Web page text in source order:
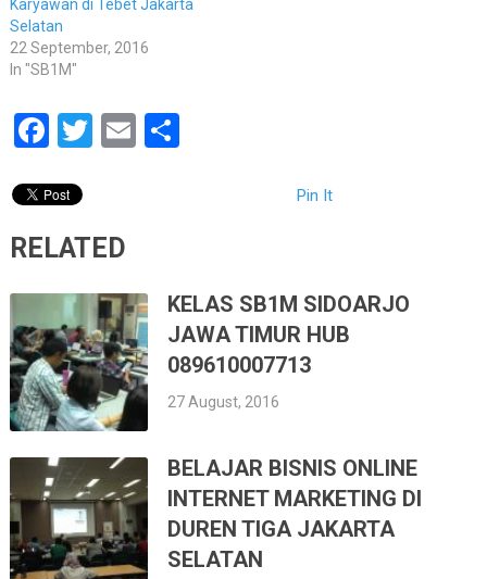
Karyawan di Tebet Jakarta
Selatan
22 September, 2016
In "SB1M"
Facebook
Twitter
EmailShare
Pin It
RELATED
KELAS SB1M SIDOARJO
JAWA TIMUR HUB
089610007713
27 August, 2016
BELAJAR BISNIS ONLINE
INTERNET MARKETING DI
DUREN TIGA JAKARTA
SELATAN